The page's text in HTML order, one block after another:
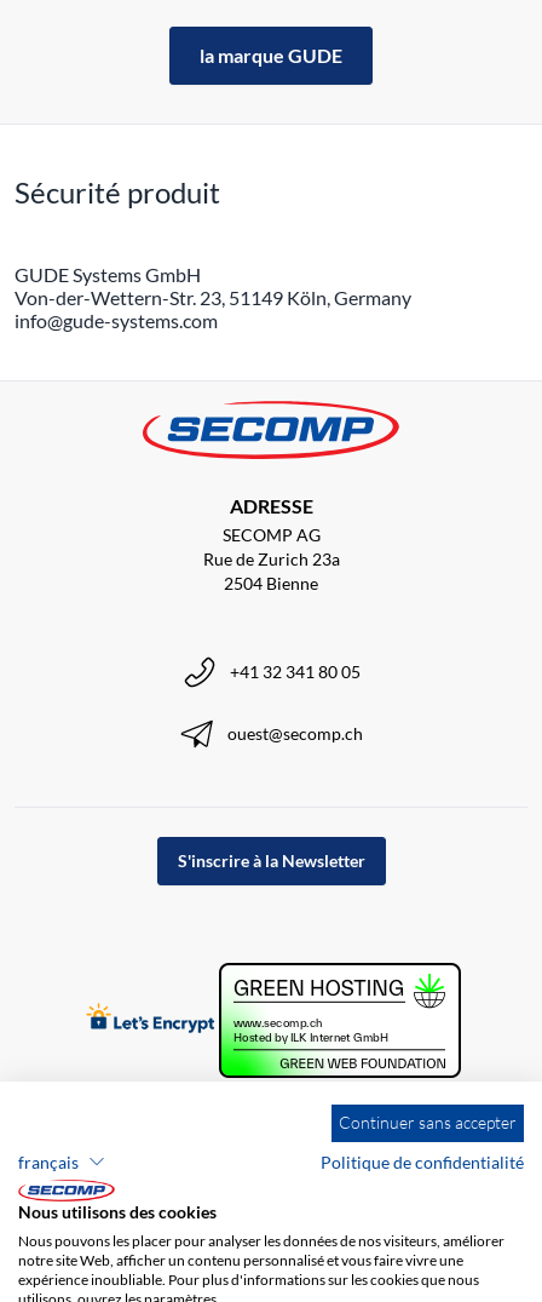
la marque GUDE
Sécurité produit
GUDE Systems GmbH
Von-der-Wettern-Str. 23, 51149 Köln, Germany
info@gude-systems.com
ADRESSE
SECOMP AG
Rue de Zurich 23a
2504 Bienne
+41 32 341 80 05
ouest@secomp.ch
S'inscrire à la Newsletter
Continuer sans accepter
français
Politique de confidentialité
Nous utilisons des cookies
Nous pouvons les placer pour analyser les données de nos visiteurs, améliorer
notre site Web, afficher un contenu personnalisé et vous faire vivre une
expérience inoubliable. Pour plus d'informations sur les cookies que nous